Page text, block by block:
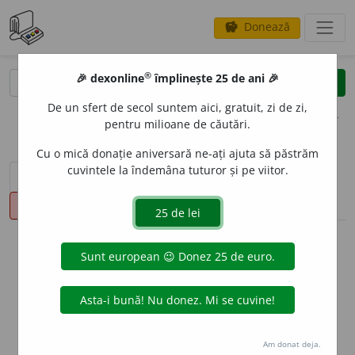
savings Donează
clear
opțiuni
sinteza definițiilor (1) definiții (9)
declinări
info
Aceste definiții sunt compilate de
echipa dexonline. Definițiile
originale se află pe filadefiniții.
Puteți reordona filele pe pagina de
🎉 dexonline® împlinește 25 de ani 🎉
De un sfert de secol suntem aici, gratuit, zi de zi,
pentru milioane de căutări.
Cu o mică donație aniversară ne-ați ajuta să păstrăm
cuvintele la îndemâna tuturor și pe viitor.
Am donat deja.